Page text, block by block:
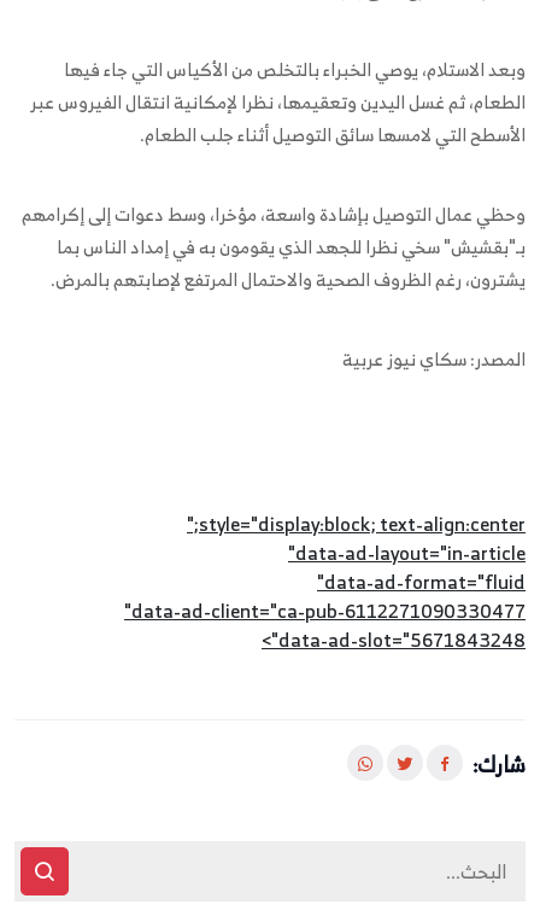
وبعد الاستلام، يوصي الخبراء بالتخلص من الأكياس التي جاء فيها
الطعام، ثم غسل اليدين وتعقيمها، نظرا لإمكانية انتقال الفيروس عبر
الأسطح التي لامسها سائق التوصيل أثناء جلب الطعام.
وحظي عمال التوصيل بإشادة واسعة، مؤخرا، وسط دعوات إلى إكرامهم
بـ"بقشيش" سخي نظرا للجهد الذي يقومون به في إمداد الناس بما
يشترون، رغم الظروف الصحية والاحتمال المرتفع لإصابتهم بالمرض.
المصدر: سكاي نيوز عربية
style="display:block; text-align:center;"
data-ad-layout="in-article"
data-ad-format="fluid"
data-ad-client="ca-pub-6112271090330477"
data-ad-slot="5671843248">
شارك: